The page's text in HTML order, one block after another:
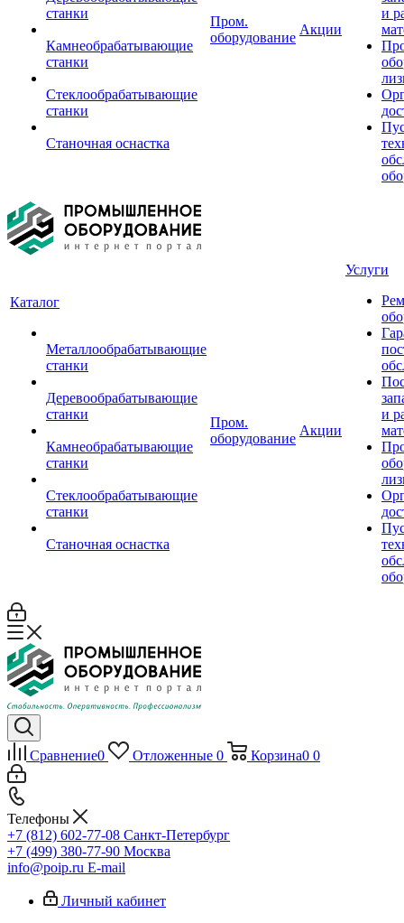
станки
Камнеобрабатывающие
станки
Стеклообрабатывающие
станки
Станочная оснастка
Пром.
оборудование
Акции
и
Каталог
Металлообрабатывающие
станки
Деревообрабатывающие
станки
Камнеобрабатывающие
станки
Стеклообрабатывающие
станки
Станочная оснастка
Пром.
оборудование
Акции
Услуги
и
Сравнение0 Отложенные 0 Корзина0 0
Телефоны
+7 (812) 602-77-08 Санкт-Петербург
+7 (499) 380-77-90 Москва
info@poip.ru E-mail
Личный кабинет